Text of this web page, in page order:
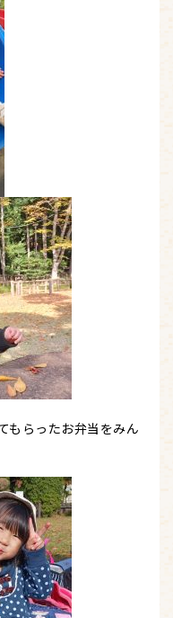
もらったお弁当をみん